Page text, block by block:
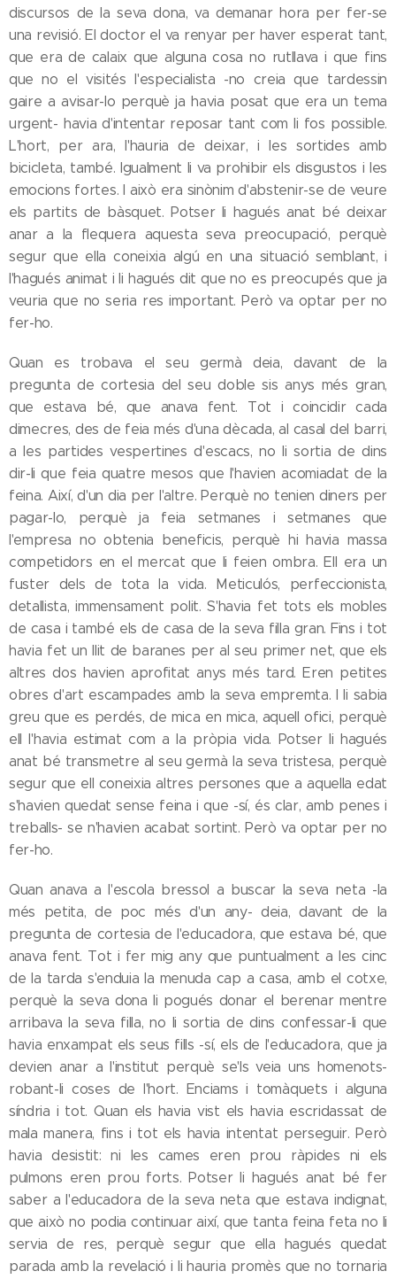
discursos de la seva dona, va demanar hora per fer-se
una revisió. El doctor el va renyar per haver esperat tant,
que era de calaix que alguna cosa no rutllava i que fins
que no el visités l'especialista -no creia que tardessin
gaire a avisar-lo perquè ja havia posat que era un tema
urgent- havia d'intentar reposar tant com li fos possible.
L'hort, per ara, l'hauria de deixar, i les sortides amb
bicicleta, també. Igualment li va prohibir els disgustos i les
emocions fortes. I això era sinònim d'abstenir-se de veure
els partits de bàsquet. Potser li hagués anat bé deixar
anar a la flequera aquesta seva preocupació, perquè
segur que ella coneixia algú en una situació semblant, i
l'hagués animat i li hagués dit que no es preocupés que ja
veuria que no seria res important. Però va optar per no
fer-ho.
Quan es trobava el seu germà deia, davant de la
pregunta de cortesia del seu doble sis anys més gran,
que estava bé, que anava fent. Tot i coincidir cada
dimecres, des de feia més d'una dècada, al casal del barri,
a les partides vespertines d'escacs, no li sortia de dins
dir-li que feia quatre mesos que l'havien acomiadat de la
feina. Així, d'un dia per l'altre. Perquè no tenien diners per
pagar-lo, perquè ja feia setmanes i setmanes que
l'empresa no obtenia beneficis, perquè hi havia massa
competidors en el mercat que li feien ombra. Ell era un
fuster dels de tota la vida. Meticulós, perfeccionista,
detallista, immensament polit. S'havia fet tots els mobles
de casa i també els de casa de la seva filla gran. Fins i tot
havia fet un llit de baranes per al seu primer net, que els
altres dos havien aprofitat anys més tard. Eren petites
obres d'art escampades amb la seva empremta. I li sabia
greu que es perdés, de mica en mica, aquell ofici, perquè
ell l'havia estimat com a la pròpia vida. Potser li hagués
anat bé transmetre al seu germà la seva tristesa, perquè
segur que ell coneixia altres persones que a aquella edat
s'havien quedat sense feina i que -sí, és clar, amb penes i
treballs- se n'havien acabat sortint. Però va optar per no
fer-ho.
Quan anava a l'escola bressol a buscar la seva neta -la
més petita, de poc més d'un any- deia, davant de la
pregunta de cortesia de l'educadora, que estava bé, que
anava fent. Tot i fer mig any que puntualment a les cinc
de la tarda s'enduia la menuda cap a casa, amb el cotxe,
perquè la seva dona li pogués donar el berenar mentre
arribava la seva filla, no li sortia de dins confessar-li que
havia enxampat els seus fills -sí, els de l'educadora, que ja
devien anar a l'institut perquè se'ls veia uns homenots-
robant-li coses de l'hort. Enciams i tomàquets i alguna
síndria i tot. Quan els havia vist els havia escridassat de
mala manera, fins i tot els havia intentat perseguir. Però
havia desistit: ni les cames eren prou ràpides ni els
pulmons eren prou forts. Potser li hagués anat bé fer
saber a l'educadora de la seva neta que estava indignat,
que això no podia continuar així, que tanta feina feta no li
servia de res, perquè segur que ella hagués quedat
parada amb la revelació i li hauria promès que no tornaria